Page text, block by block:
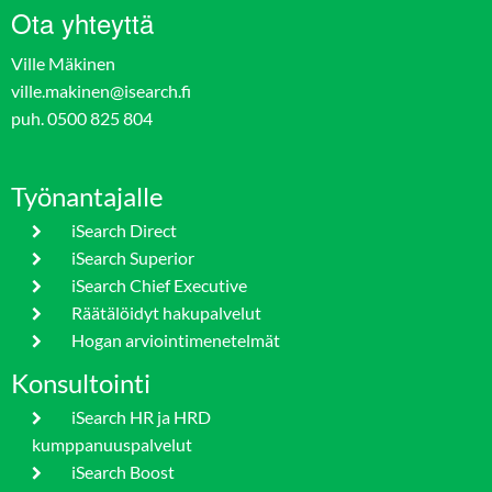
Ota yhteyttä
Ville Mäkinen
ville.makinen@isearch.fi
puh. 0500 825 804
Työnantajalle
iSearch Direct
iSearch Superior
iSearch Chief Executive
Räätälöidyt hakupalvelut
Hogan arviointimenetelmät
Konsultointi
iSearch HR ja HRD
kumppanuuspalvelut
iSearch Boost